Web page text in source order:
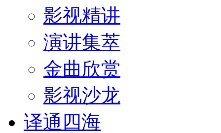
影视精讲
演讲集萃
金曲欣赏
影视沙龙
译通四海